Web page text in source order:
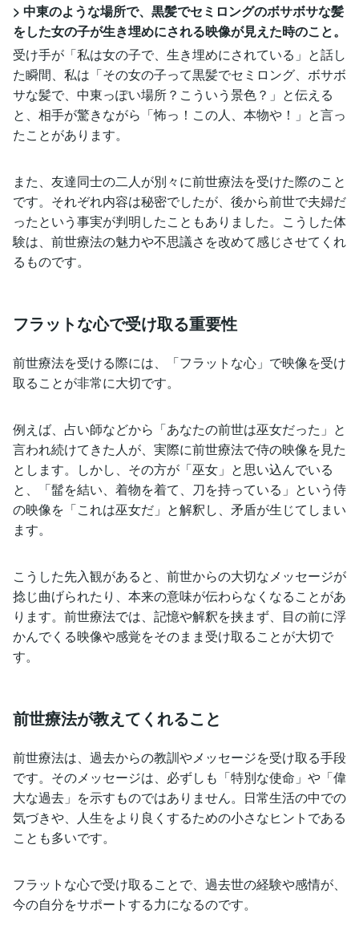
> 中東のような場所で、黒髪でセミロングのボサボサな髪
をした女の子が生き埋めにされる映像が見えた時のこと。
受け手が「私は女の子で、生き埋めにされている」と話し
た瞬間、私は「その女の子って黒髪でセミロング、ボサボ
サな髪で、中東っぽい場所？こういう景色？」と伝える
と、相手が驚きながら「怖っ！この人、本物や！」と言っ
たことがあります。
また、友達同士の二人が別々に前世療法を受けた際のこと
です。それぞれ内容は秘密でしたが、後から前世で夫婦だ
ったという事実が判明したこともありました。こうした体
験は、前世療法の魅力や不思議さを改めて感じさせてくれ
るものです。
フラットな心で受け取る重要性
前世療法を受ける際には、「フラットな心」で映像を受け
取ることが非常に大切です。
例えば、占い師などから「あなたの前世は巫女だった」と
言われ続けてきた人が、実際に前世療法で侍の映像を見た
とします。しかし、その方が「巫女」と思い込んでいる
と、「髷を結い、着物を着て、刀を持っている」という侍
の映像を「これは巫女だ」と解釈し、矛盾が生じてしまい
ます。
こうした先入観があると、前世からの大切なメッセージが
捻じ曲げられたり、本来の意味が伝わらなくなることがあ
ります。前世療法では、記憶や解釈を挟まず、目の前に浮
かんでくる映像や感覚をそのまま受け取ることが大切で
す。
前世療法が教えてくれること
前世療法は、過去からの教訓やメッセージを受け取る手段
です。そのメッセージは、必ずしも「特別な使命」や「偉
大な過去」を示すものではありません。日常生活の中での
気づきや、人生をより良くするための小さなヒントである
ことも多いです。
フラットな心で受け取ることで、過去世の経験や感情が、
今の自分をサポートする力になるのです。